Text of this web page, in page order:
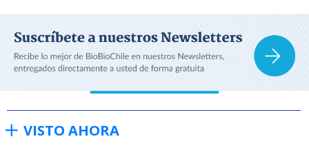
VISTO AHORA